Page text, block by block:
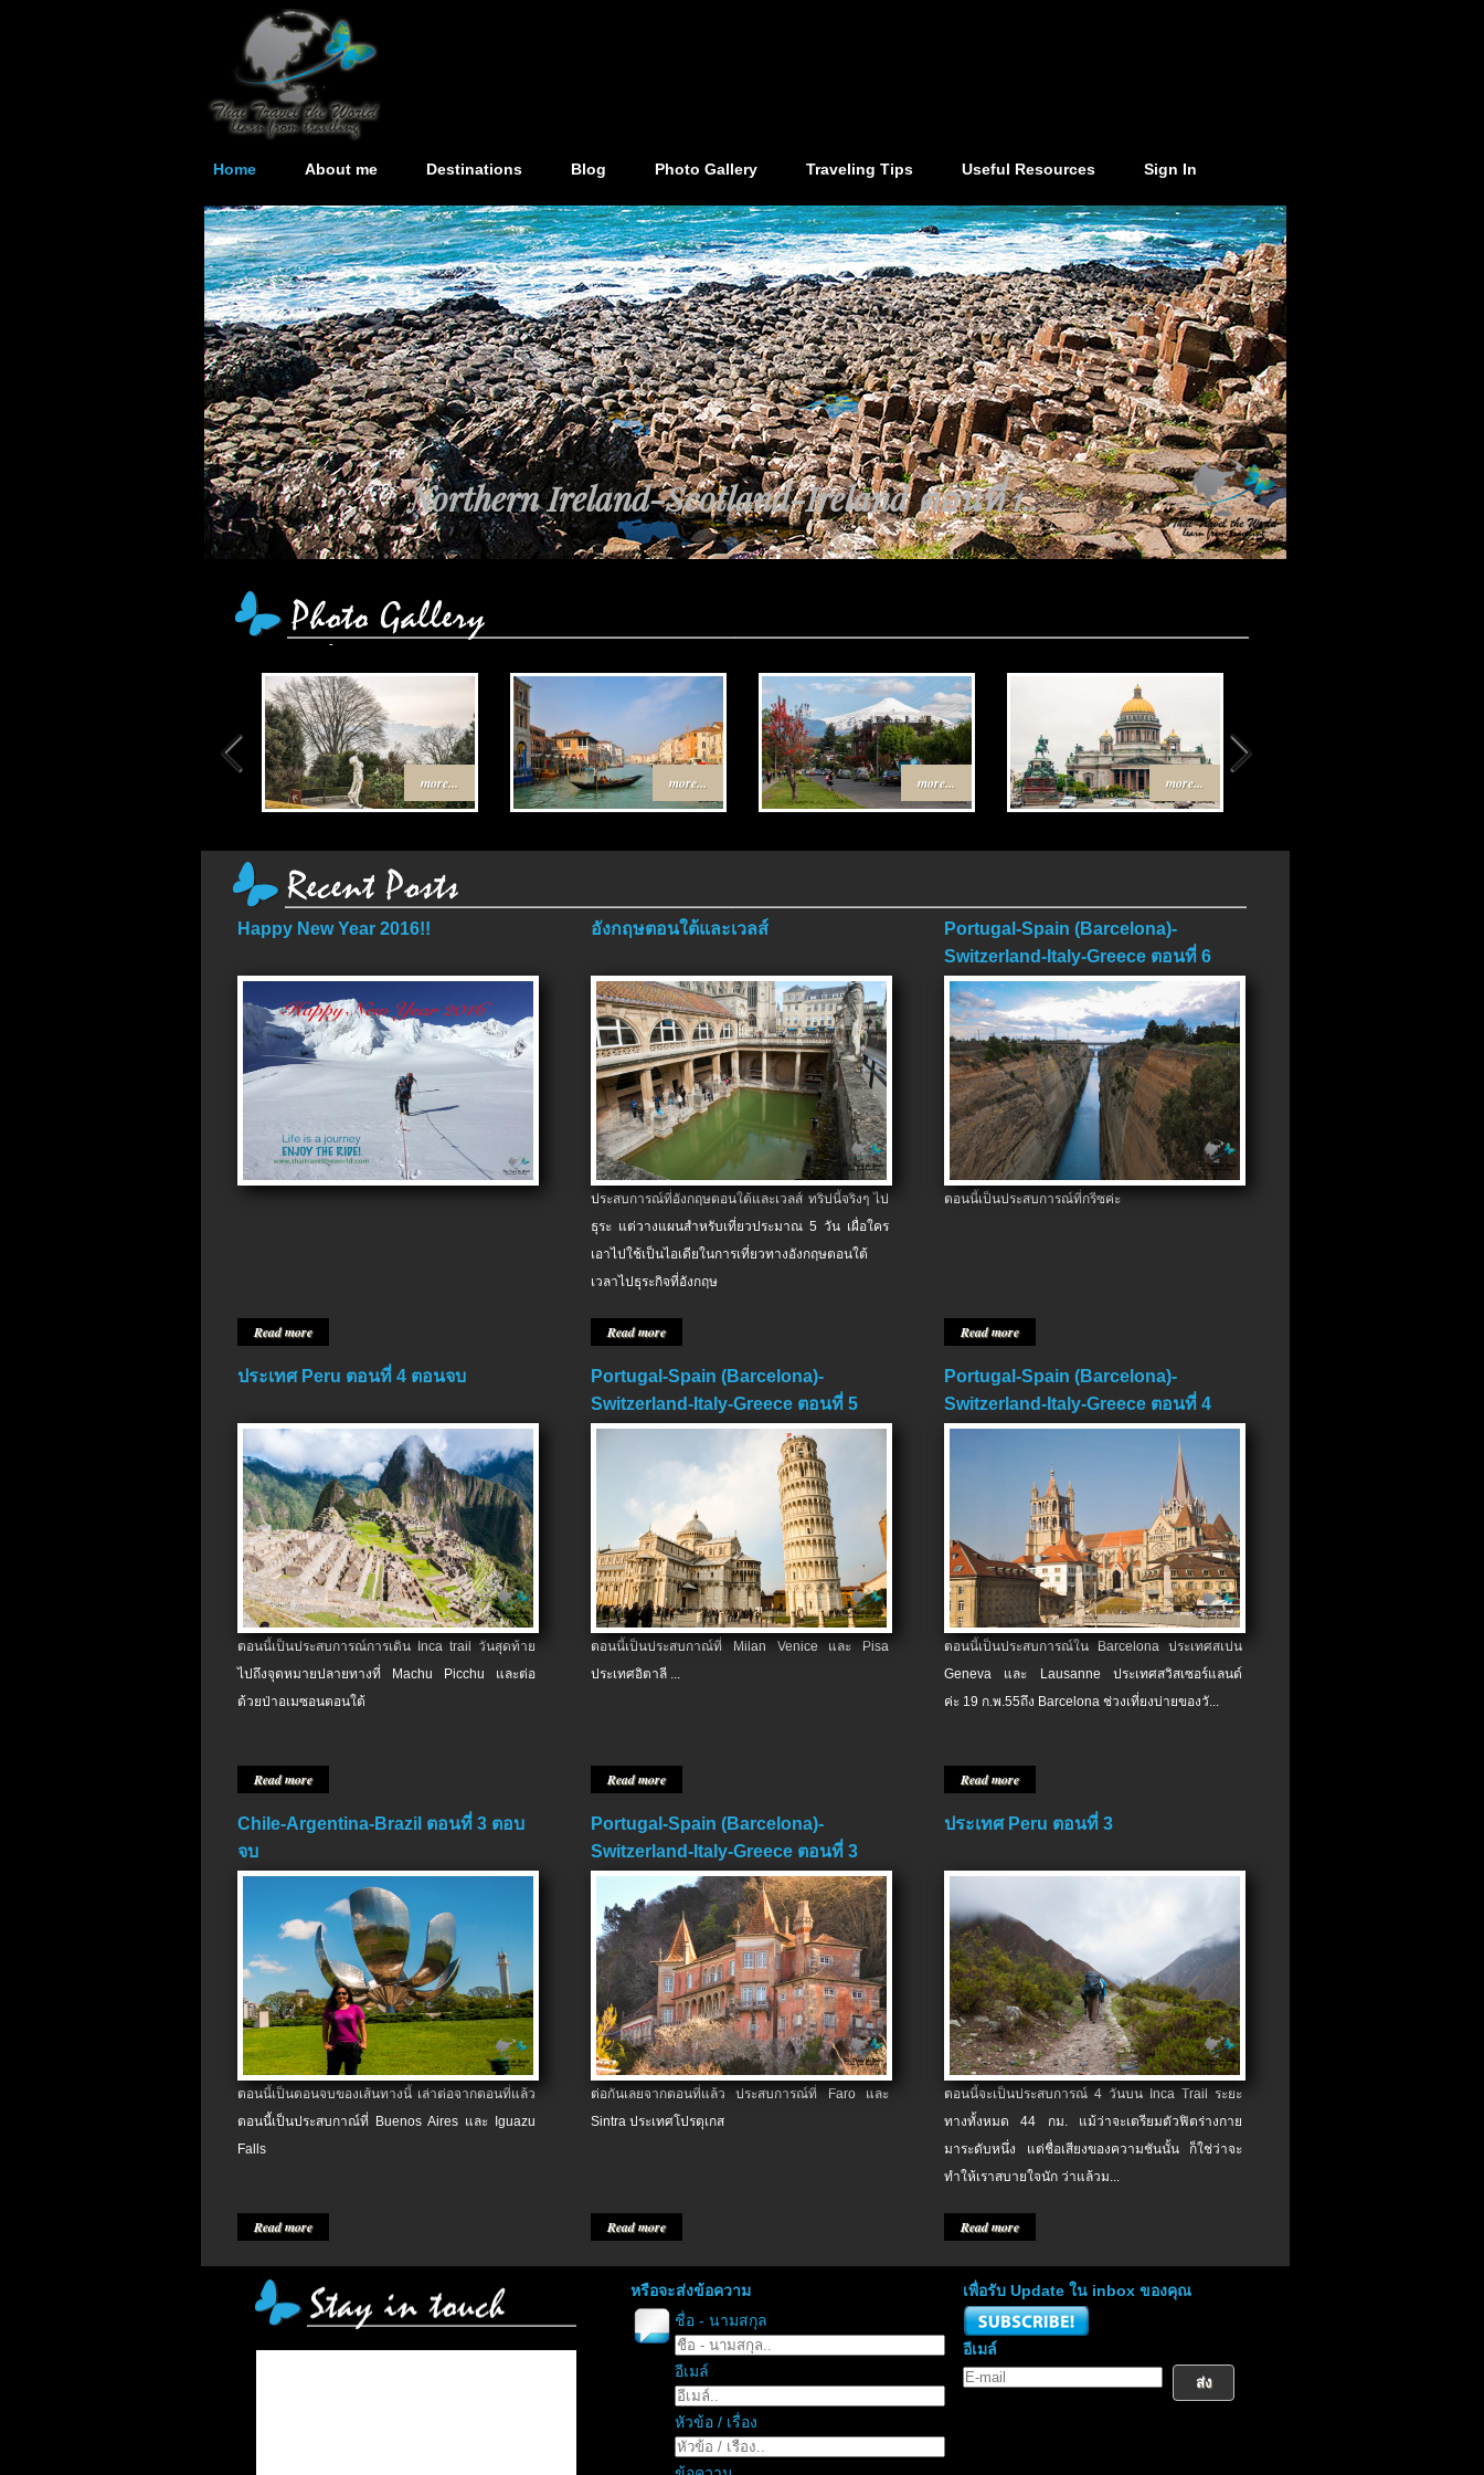
Home About me Destinations Blog Photo Gallery Traveling Tips Useful Resources Sign In
Northern Ireland-Scotland-Ireland ตอนที่ 1..
เส้นทาง Egypt-Jordan ตอนที่ 4 ตอนจบ..
more... more... more... more...
Happy New Year 2016!!
Read more
อังกฤษตอนใต้และเวลส์
ประสบการณ์ที่อังกฤษตอนใต้และเวลส์ ทริปนี้จริงๆ ไป
ธุระ แต่วางแผนสำหรับเที่ยวประมาณ 5 วัน เผื่อใคร
เอาไปใช้เป็นไอเดียในการเที่ยวทางอังกฤษตอนใต้
เวลาไปธุระกิจที่อังกฤษ
Read more
Portugal-Spain (Barcelona)-
Switzerland-Italy-Greece ตอนที่ 6
ตอนจบ
ตอนนี้เป็นประสบการณ์ที่กรีซค่ะ
Read more
ประเทศ Peru ตอนที่ 4 ตอนจบ
ตอนนี้เป็นประสบการณ์การเดิน Inca trail วันสุดท้าย
ไปถึงจุดหมายปลายทางที่ Machu Picchu และต่อ
ด้วยป่าอเมซอนตอนใต้
Read more
Portugal-Spain (Barcelona)-
Switzerland-Italy-Greece ตอนที่ 5
ตอนนี้เป็นประสบกาณ์ที่ Milan Venice และ Pisa
ประเทศอิตาลี ...
Read more
Portugal-Spain (Barcelona)-
Switzerland-Italy-Greece ตอนที่ 4
ตอนนี้เป็นประสบการณ์ใน Barcelona ประเทศสเปน
Geneva และ Lausanne ประเทศสวิสเซอร์แลนด์
ค่ะ 19 ก.พ.​55ถึง Barcelona ช่วงเที่ยงบ่ายของวั...
Read more
Chile-Argentina-Brazil ตอนที่ 3 ตอบ
จบ
ตอนนี้เป็นตอนจบของเส้นทางนี้ เล่าต่อจากตอนที่แล้ว
ตอนนี้เป็นประสบกาณ์ที่ Buenos Aires และ Iguazu
Falls
Read more
Portugal-Spain (Barcelona)-
Switzerland-Italy-Greece ตอนที่ 3
ต่อกันเลยจากตอนที่แล้ว ประสบการณ์ที่ Faro และ
Sintra ประเทศโปรตุเกส
Read more
ประเทศ Peru ตอนที่ 3
ตอนนี้จะเป็นประสบการณ์ 4 วันบน Inca Trail ระยะ
ทางทั้งหมด 44 กม. แม้ว่าจะเตรียมตัวฟิตร่างกาย
มาระดับหนึ่ง แต่ชื่อเสียงของความชันนั้น ก็ใช่ว่าจะ
ทำให้เราสบายใจนัก ว่าแล้วม...
Read more
หรือจะส่งข้อความ
ชื่อ - นามสกุล
อีเมล์
หัวข้อ / เรื่อง
เพื่อรับ Update ใน inbox ของคุณ
อีเมล์
ส่ง